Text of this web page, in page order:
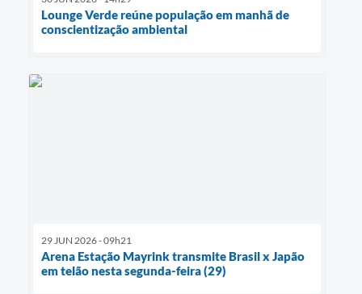
Lounge Verde reúne população em manhã de
conscientização ambiental
29 JUN 2026 - 09h21
Arena Estação Mayrink transmite Brasil x Japão
em telão nesta segunda-feira (29)